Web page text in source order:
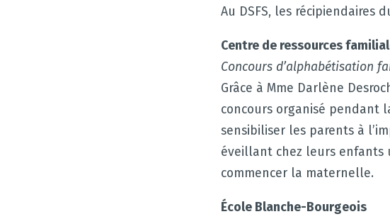
Au DSFS, les récipiendaires
Centre de ressources
Concours d’alphabétisation
Grâce à Mme Darlène
concours organisé pendant
sensibiliser les parents à
éveillant chez leurs enfants
commencer la maternelle.
École Blanche-Bourgeois